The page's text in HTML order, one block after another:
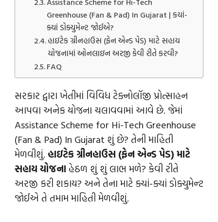
Greenhouse (Fan & Pad) In Gujarat | કયાં-
ક્યાં ડોક્યુમેન્‍ટ જોઈએ?
હાઇટેક ગ્રીનહાઉસ (ફેન એન્ડ પેડ) માટે સહાય
યોજનામાં ઓનલાઇન અરજી કેવી રીતે કરવી?
FAQ
સરકાર દ્વારા ખેતીમાં વિવિધ ટેક્નોલૉજી પ્રોત્સાહન
આપવા અનેક યોજના ચલાવવામાં આવે છે. જેમાં
Assistance Scheme for Hi-Tech Greenhouse
(Fan & Pad) In Gujarat શું છે? તેની માહિતી
મેળવીશું. હાઇટેક ગ્રીનહાઉસ (ફેન એન્ડ પેડ) માટે
સહાય યોજના હેઠળ શું શું લાભ મળે? કેવી રીતે
અરજી કરી શકાય? અને તેના માટે ક્યાં-ક્યાં ડોક્યુમેન્‍ટ
જોઈએ તે તમામ માહિતી મેળવીશું.